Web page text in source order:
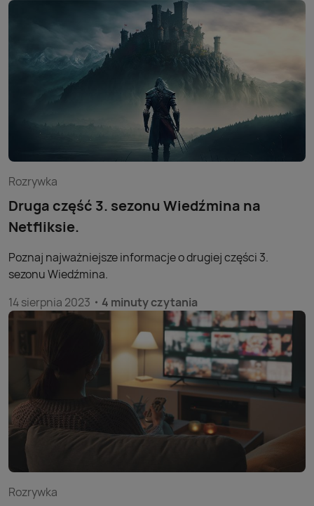
Rozrywka
Druga część 3. sezonu Wiedźmina na
Netfliksie.
Poznaj najważniejsze informacje o drugiej części 3.
sezonu Wiedźmina.
14 sierpnia 2023
4 minuty czytania
Rozrywka